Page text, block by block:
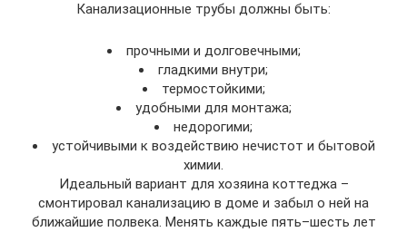
Канализационные трубы должны быть:
прочными и долговечными;
гладкими внутри;
термостойкими;
удобными для монтажа;
недорогими;
устойчивыми к воздействию нечистот и бытовой
химии.
Идеальный вариант для хозяина коттеджа –
смонтировал канализацию в доме и забыл о ней на
ближайшие полвека. Менять каждые пять–шесть лет